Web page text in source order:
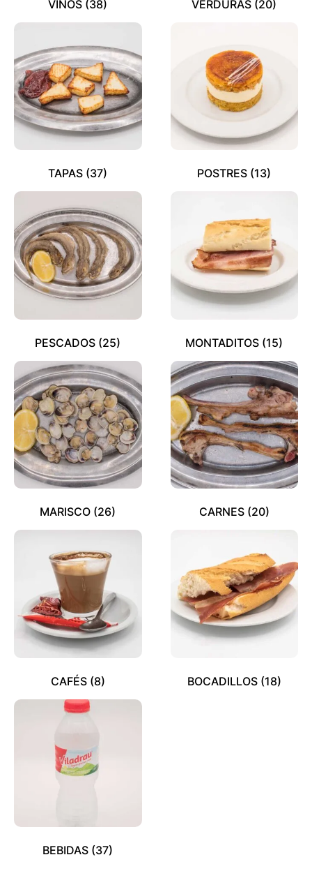
VINOS (38) VERDURAS (20)
TAPAS (37) POSTRES (13)
PESCADOS (25) MONTADITOS (15)
MARISCO (26) CARNES (20)
CAFÉS (8) BOCADILLOS (18)
BEBIDAS (37)